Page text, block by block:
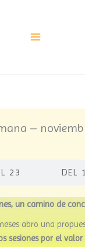
–
23 DEL
un camino de
abro una
sesiones por el